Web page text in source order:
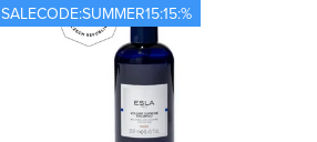
SALECODE:SUMMER15:15:%